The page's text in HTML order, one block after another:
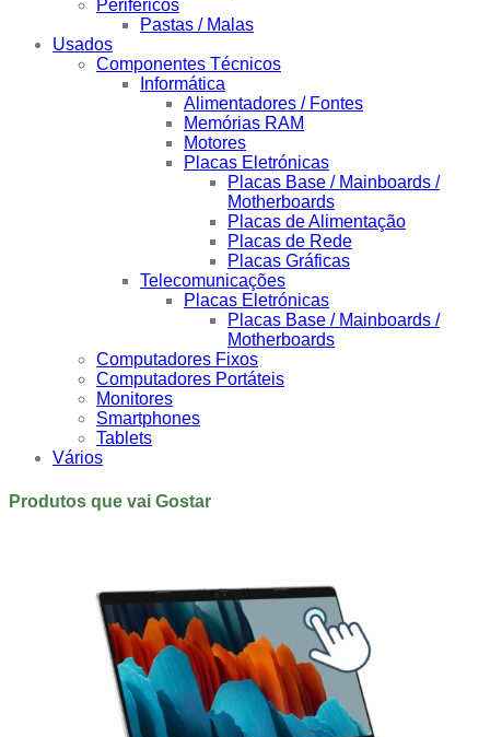
Periféricos
Pastas / Malas
Usados
Componentes Técnicos
Informática
Alimentadores / Fontes
Memórias RAM
Motores
Placas Eletrónicas
Placas Base / Mainboards /
Motherboards
Placas de Alimentação
Placas de Rede
Placas Gráficas
Telecomunicações
Placas Eletrónicas
Placas Base / Mainboards /
Motherboards
Computadores Fixos
Computadores Portáteis
Monitores
Smartphones
Tablets
Vários
Produtos que vai Gostar